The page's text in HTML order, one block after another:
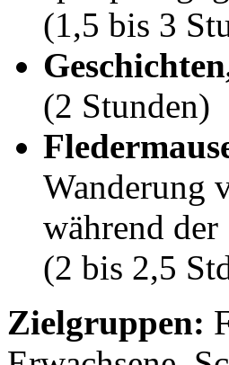
(1,5 bis 3
(2 Stunden)
Wanderung
während
(2 bis 2,5
Zielgruppen: